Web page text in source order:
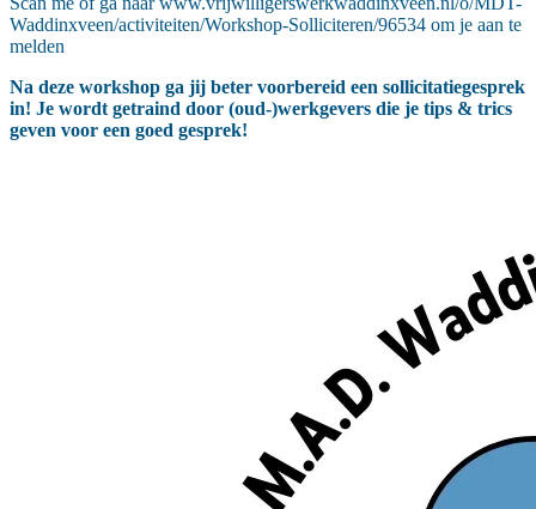
Waddinxveen/activiteiten/Workshop-Solliciteren/96534 om je aan te
melden
Na deze workshop ga jij beter voorbereid een sollicitatiegesprek
in! Je wordt getraind door (oud-)werkgevers die je tips & trics
geven voor een goed gesprek!